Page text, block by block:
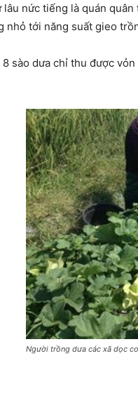
nức tiếng là quán
tới năng suất gieo
sào dưa chỉ thu được
Người trồng dưa các xã dọc